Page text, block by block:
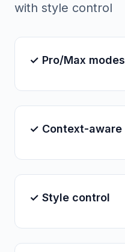
with style control
✓ Pro/Max modes
✓ Context-aware
✓ Style control